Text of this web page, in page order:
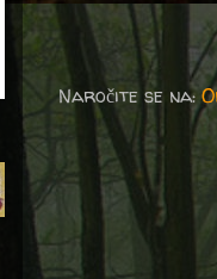
Naročite se na: